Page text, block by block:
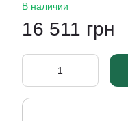
В наличии
16 511 грн